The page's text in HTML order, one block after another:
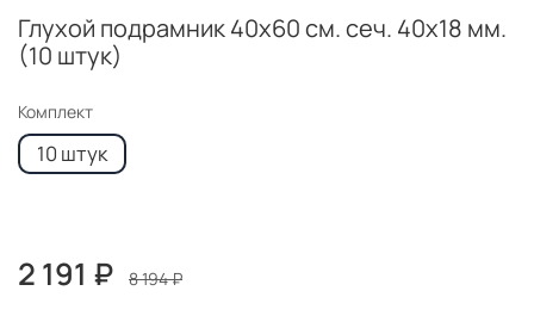
Глухой подрамник 40x60 см. сеч. 40х18 мм.
(10 штук)
Комплект
10 штук
2 191 ₽ 8 194 ₽